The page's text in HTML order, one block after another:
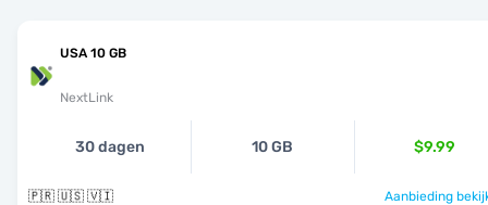
USA 10 GB
NextLink
30 dagen 10 GB $9.99
🇵🇷 🇺🇸 🇻🇮 Aanbieding